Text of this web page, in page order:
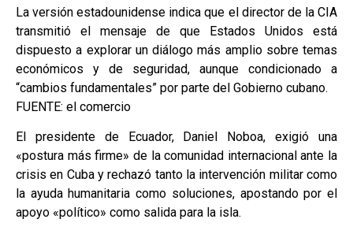
La versión estadounidense indica que el director de la CIA
transmitió el mensaje de que Estados Unidos está
dispuesto a explorar un diálogo más amplio sobre temas
económicos y de seguridad, aunque condicionado a
“cambios fundamentales” por parte del Gobierno cubano.
FUENTE: el comercio
El presidente de Ecuador, Daniel Noboa, exigió una
«postura más firme» de la comunidad internacional ante la
crisis en Cuba y rechazó tanto la intervención militar como
la ayuda humanitaria como soluciones, apostando por el
apoyo «político» como salida para la isla.